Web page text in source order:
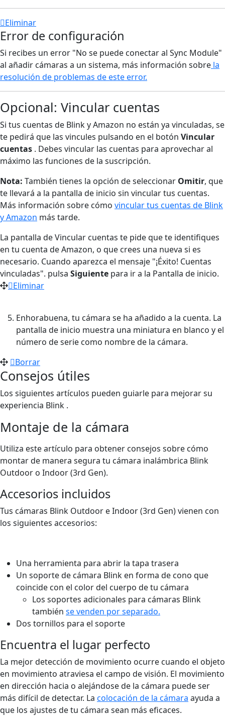
Eliminar
Error de configuración
Si recibes un error "No se puede conectar al Sync Module"
al añadir cámaras a un sistema, más información sobre la
resolución de problemas de este error.
Opcional: Vincular cuentas
Si tus cuentas de Blink y Amazon no están ya vinculadas, se
te pedirá que las vincules pulsando en el botón Vincular
cuentas . Debes vincular las cuentas para aprovechar al
máximo las funciones de la suscripción.
Nota: También tienes la opción de seleccionar Omitir, que
te llevará a la pantalla de inicio sin vincular tus cuentas.
Más información sobre cómo vincular tus cuentas de Blink
y Amazon más tarde.
La pantalla de Vincular cuentas te pide que te identifiques
en tu cuenta de Amazon, o que crees una nueva si es
necesario. Cuando aparezca el mensaje "¡Éxito! Cuentas
vinculadas". pulsa Siguiente para ir a la Pantalla de inicio.
Eliminar
Enhorabuena, tu cámara se ha añadido a la cuenta. La
pantalla de inicio muestra una miniatura en blanco y el
número de serie como nombre de la cámara.
Borrar
Consejos útiles
Los siguientes artículos pueden guiarle para mejorar su
experiencia Blink .
Montaje de la cámara
Utiliza este artículo para obtener consejos sobre cómo
montar de manera segura tu cámara inalámbrica Blink
Outdoor o Indoor (3rd Gen).
Accesorios incluidos
Tus cámaras Blink Outdoor e Indoor (3rd Gen) vienen con
los siguientes accesorios:
Una herramienta para abrir la tapa trasera
Un soporte de cámara Blink en forma de cono que
coincide con el color del cuerpo de tu cámara
Los soportes adicionales para cámaras Blink
también se venden por separado.
Dos tornillos para el soporte
Encuentra el lugar perfecto
La mejor detección de movimiento ocurre cuando el objeto
en movimiento atraviesa el campo de visión. El movimiento
en dirección hacia o alejándose de la cámara puede ser
más difícil de detectar. La colocación de la cámara ayuda a
que los ajustes de tu cámara sean más eficaces.